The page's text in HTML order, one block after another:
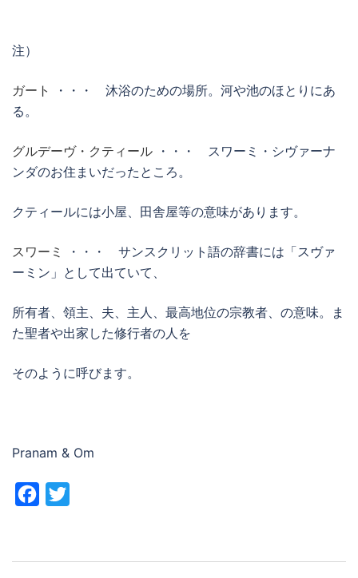
注）
ガート
・・・ 沐浴のための場所。河や池のほとりにあ
る。
グルデーヴ・クティール ・・・ スワーミ・シヴァーナ
ンダのお住まいだったところ。
クティールには小屋、田舎屋等の意味があります。
スワーミ
・・・ サンスクリット語の辞書には「スヴァ
ーミン」として出ていて、
所有者、領主、夫、主人、最高地位の宗教者、の意味。ま
た聖者や出家した修行者の人を
そのように呼びます。
Pranam & Om
Facebook